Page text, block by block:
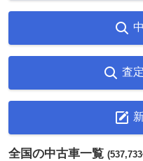
査
全国の中古車一覧